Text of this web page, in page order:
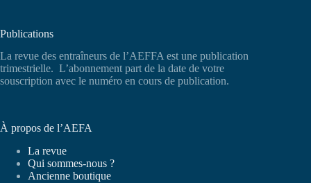
Publications
La revue des entraîneurs de l’AEFFA est une publication
trimestrielle. L’abonnement part de la date de votre
souscription avec le numéro en cours de publication.
À propos de l’AEFA
La revue
Qui sommes-nous ?
Ancienne boutique